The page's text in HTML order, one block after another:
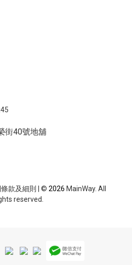
街40號地舖
條款及細則 | © 2026 MainWay. All
reserved.